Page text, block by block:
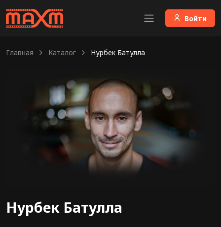
Войти
Главная Каталог Нурбек Батулла
Нурбек Батулла